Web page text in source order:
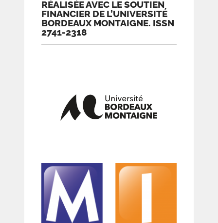
RÉALISÉE AVEC LE SOUTIEN
FINANCIER DE L’UNIVERSITÉ
BORDEAUX MONTAIGNE. ISSN
2741-2318